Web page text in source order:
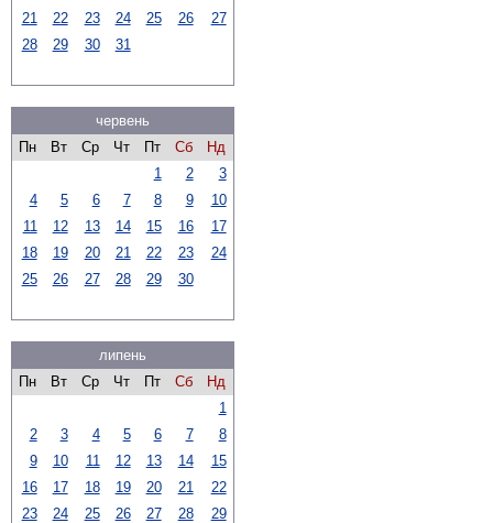
21
22 23 24 25 26
27
28
29 30 31
червень
Пн
Вт Ср Чт Пт Сб
Нд
1
2
3
4
5 6 7 8 9
10
11
12 13 14 15 16
17
18
19 20 21 22 23
24
25
26 27 28 29 30
липень
Пн
Вт Ср Чт Пт Сб
Нд
1
2
3 4 5 6 7
8
9
10 11 12 13 14
15
16
17 18 19 20 21
22
23
24 25 26 27 28
29